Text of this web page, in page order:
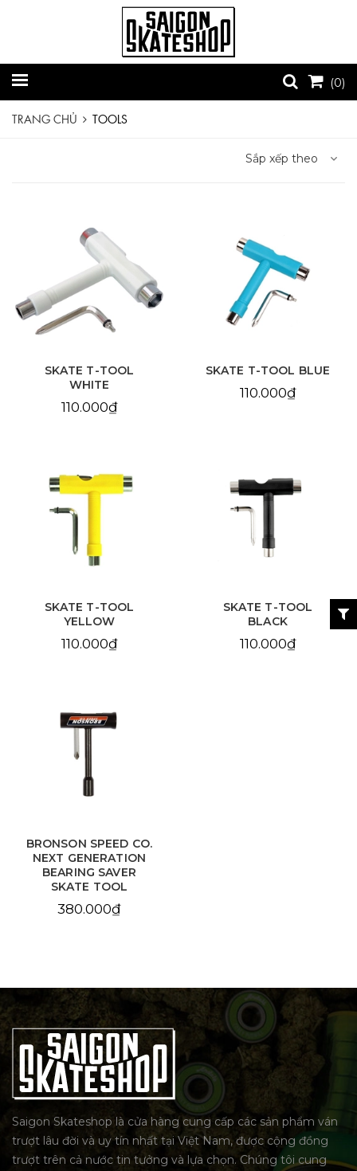
(0)
TRANG CHỦ TOOLS
Sắp xếp theo
SKATE T-TOOL
WHITE
110.000₫
SKATE T-TOOL BLUE
110.000₫
SKATE T-TOOL
YELLOW
110.000₫
SKATE T-TOOL
BLACK
110.000₫
BRONSON SPEED CO.
NEXT GENERATION
BEARING SAVER
SKATE TOOL
380.000₫
Saigon Skateshop là cửa hàng cung cấp các sản phẩm ván
trượt lâu đời và uy tín nhất tại Việt Nam, được cộng đồng
trượt trên cả nước tin tưởng và lựa chọn. Chúng tôi cung